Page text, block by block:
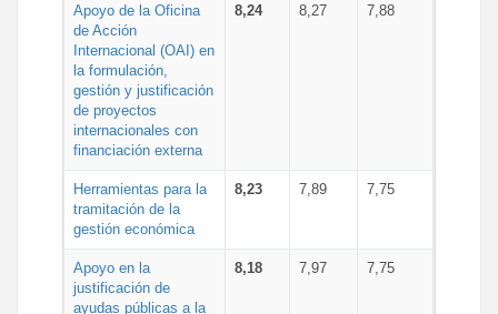
Apoyo de la Oficina
de Acción
Internacional (OAI) en
la formulación,
gestión y justificación
de proyectos
internacionales con
financiación externa
8,24 8,27 7,88
Herramientas para la
tramitación de la
gestión económica
8,23 7,89 7,75
Apoyo en la
justificación de
ayudas públicas a la
8,18 7,97 7,75